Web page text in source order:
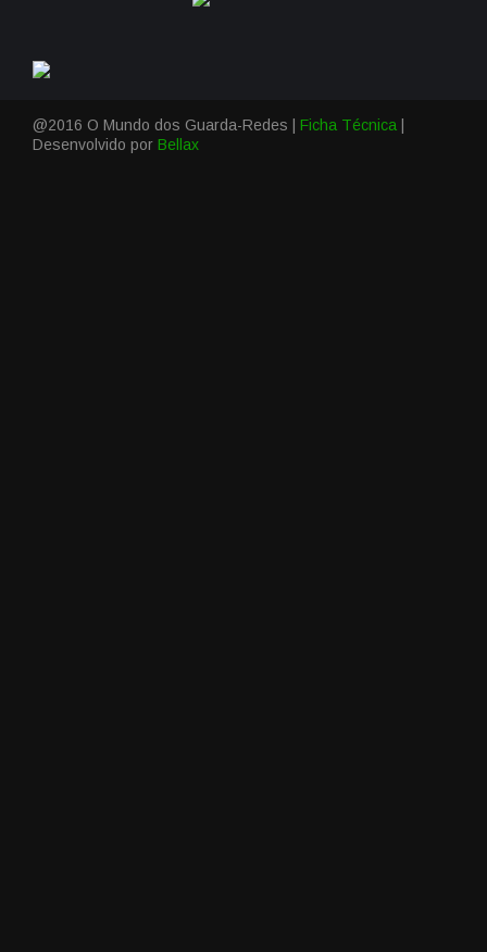
@2016 O Mundo dos Guarda-Redes | Ficha Técnica
Desenvolvido por Bellax